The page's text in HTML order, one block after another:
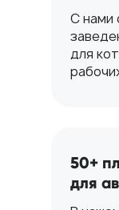
С нами
для
50+
для